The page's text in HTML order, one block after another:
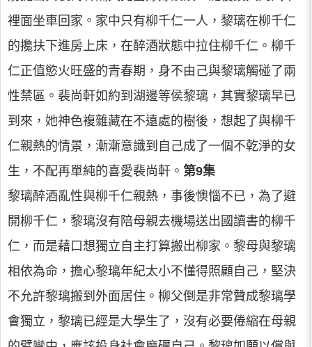
裡面坐車回家。家中只有柳千仁一人，黎璃在柳千仁
的攙扶下進房上床，在醉酒狀態中拉住柳千仁。柳千
仁正值慾火旺盛的青春期，身不由己與黎璃觸碰了兩
性禁區。裴尚軒如約到湖邊等侯黎璃，其實黎璃早已
到來，她神色複雜藏在不遠處的樹後，想起了與柳千
仁親熱的情景，漸漸意識到自己成了一個不乾淨的女
生，不配再單純的喜愛裴尚軒。 第9集
黎璃醉酒亂性與柳千仁親熱，事後懊惱不已，為了避
開柳千仁，黎璃沒有陪母親去機場送出國讀書的柳千
仁，而是藉口想獨立自主打算搬出柳家。黎母與黎璃
相依為命，擔心黎璃年紀太小不懂得照顧自己，堅決
不允許黎璃搬到外面居住。柳父倒是非常贊成黎璃學
會獨立，黎璃已經是大學生了，沒有必要倦縮在母親